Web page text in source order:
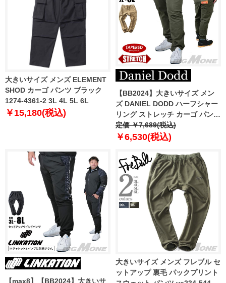
大きいサイズ メンズ ELEMENT
SHOD カーゴ パンツ ブラック
1274-4361-2 3L 4L 5L 6L
￥15,180(税込)
【BB2024】大きいサイズ メン
ズ DANIEL DODD ハーフシャー
リング ストレッチ カーゴ パンツ
テーパード azp240401201t
定価 ￥7,689(税込)
￥6,530(税込)
【max8】【BB2024】大きいサ
大きいサイズ メンズ フレブル セ
ットアップ 裏毛 パックプリント